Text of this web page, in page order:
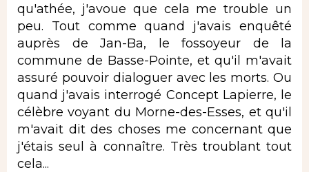
qu'athée, j'avoue que cela me trouble un
peu. Tout comme quand j'avais enquêté
auprès de Jan-Ba, le fossoyeur de la
commune de Basse-Pointe, et qu'il m'avait
assuré pouvoir dialoguer avec les morts. Ou
quand j'avais interrogé Concept Lapierre, le
célèbre voyant du Morne-des-Esses, et qu'il
m'avait dit des choses me concernant que
j'étais seul à connaître. Très troublant tout
cela...